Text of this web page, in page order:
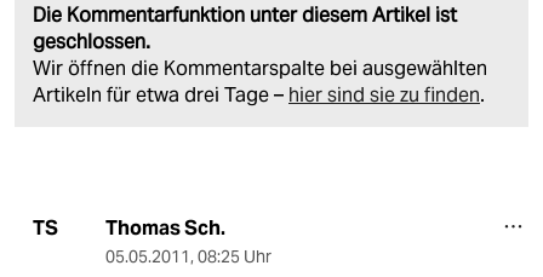
Die Kommentarfunktion unter diesem Artikel ist
geschlossen.
Wir öffnen die Kommentarspalte bei ausgewählten
Artikeln für etwa drei Tage – hier sind sie zu finden.
TS Thomas Sch.
05.05.2011, 08:25 Uhr